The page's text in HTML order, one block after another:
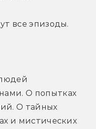
все эпизоды.
О попытках
О тайных
и мистических